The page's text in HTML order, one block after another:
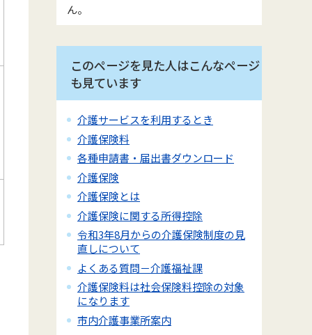
ん。
このページを見た人はこんなページ
も見ています
介護サービスを利用するとき
介護保険料
各種申請書・届出書ダウンロード
介護保険
介護保険とは
介護保険に関する所得控除
令和3年8月からの介護保険制度の見
直しについて
よくある質問－介護福祉課
介護保険料は社会保険料控除の対象
になります
市内介護事業所案内